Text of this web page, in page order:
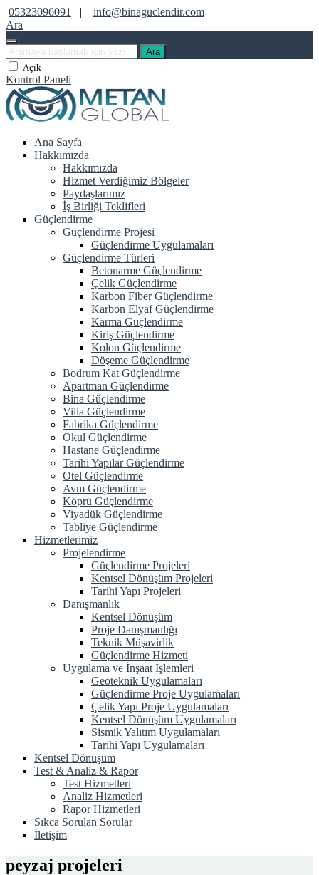
05323096091 |
info@binaguclendir.com
Ara
Ara
Açık
Kontrol Paneli
Ana Sayfa
Hakkımızda
Hakkımızda
Hizmet Verdiğimiz Bölgeler
Paydaşlarımız
İş Birliği Teklifleri
Güçlendirme
Güçlendirme Projesi
Güçlendirme Uygulamaları
Güçlendirme Türleri
Betonarme Güçlendirme
Çelik Güçlendirme
Karbon Fiber Güçlendirme
Karbon Elyaf Güçlendirme
Karma Güçlendirme
Kiriş Güçlendirme
Kolon Güçlendirme
Döşeme Güçlendirme
Bodrum Kat Güçlendirme
Apartman Güçlendirme
Bina Güçlendirme
Villa Güçlendirme
Fabrika Güçlendirme
Okul Güçlendirme
Hastane Güçlendirme
Tarihi Yapılar Güçlendirme
Otel Güçlendirme
Avm Güçlendirme
Köprü Güçlendirme
Viyadük Güçlendirme
Tabliye Güçlendirme
Hizmetlerimiz
Projelendirme
Güçlendirme Projeleri
Kentsel Dönüşüm Projeleri
Tarihi Yapı Projeleri
Danışmanlık
Kentsel Dönüşüm
Proje Danışmanlığı
Teknik Müşavirlik
Güçlendirme Hizmeti
Uygulama ve İnşaat İşlemleri
Geoteknik Uygulamaları
Güçlendirme Proje Uygulamaları
Çelik Yapı Proje Uygulamaları
Kentsel Dönüşüm Uygulamaları
Sismik Yalıtım Uygulamaları
Tarihi Yapı Uygulamaları
Kentsel Dönüşüm
Test & Analiz & Rapor
Test Hizmetleri
Analiz Hizmetleri
Rapor Hizmetleri
Sıkca Sorulan Sorular
İletişim
peyzaj projeleri